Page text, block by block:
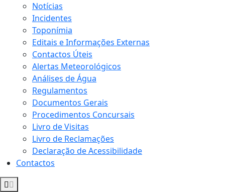
Notícias
Incidentes
Toponímia
Editais e Informações Externas
Contactos Úteis
Alertas Meteorológicos
Análises de Água
Regulamentos
Documentos Gerais
Procedimentos Concursais
Livro de Visitas
Livro de Reclamações
Declaração de Acessibilidade
Contactos